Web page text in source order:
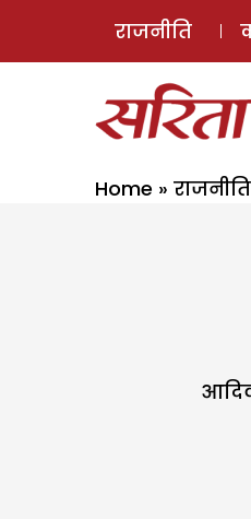
राजनीति
Home » राजनीति